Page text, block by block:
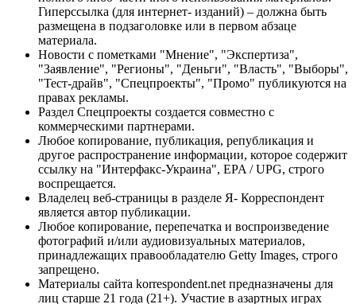
Гиперссылка (для интернет- изданий) – должна быть
размещена в подзаголовке или в первом абзаце
материала.
Новости с пометками "Мнение", "Экспертиза",
"Заявление", "Регионы", "Деньги", "Власть", "Выборы",
"Тест-драйв", "Спецпроекты", "Промо" публикуются на
правах рекламы.
Раздел Спецпроекты создается совместно с
коммерческими партнерами.
Любое копирование, публикация, републикация и
другое распространение информации, которое содержит
ссылку на "Интерфакс-Украина", EPA / UPG, строго
воспрещается.
Владелец веб-страницы в разделе Я- Корреспондент
является автор публикации.
Любое копирование, перепечатка и воспроизведение
фотографий и/или аудиовизуальных материалов,
принадлежащих правообладателю Getty Images, строго
запрещено.
Материалы сайта korrespondent.net предназначены для
лиц старше 21 года (21+). Участие в азартных играх